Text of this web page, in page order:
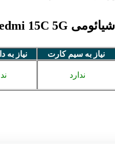
نیاز به سیم کارت نیاز به
ندارد